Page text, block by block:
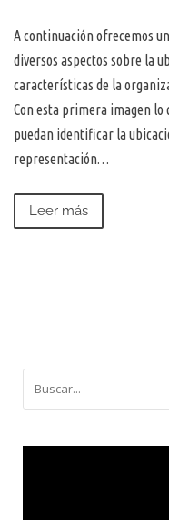
A continuación ofrecemos
diversos aspectos sobre la
características de la
Con esta primera imagen lo
puedan identificar la
representación…
Leer más